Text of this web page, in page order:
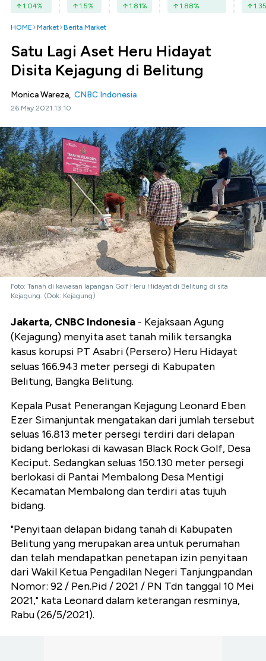
1.04% 1.5% 1.81% 1.88% 1.35
HOME Market Berita Market
Satu Lagi Aset Heru Hidayat
Disita Kejagung di Belitung
Monica Wareza, CNBC Indonesia
26 May 2021 13:10
Foto: Tanah di kawasan lapangan Golf Heru Hidayat di Belitung di sita
Kejagung. (Dok: Kejagung)
Jakarta, CNBC Indonesia - Kejaksaan Agung
(Kejagung) menyita aset tanah milik tersangka
kasus korupsi PT Asabri (Persero) Heru Hidayat
seluas 166.943 meter persegi di Kabupaten
Belitung, Bangka Belitung.
Kepala Pusat Penerangan Kejagung Leonard Eben
Ezer Simanjuntak mengatakan dari jumlah tersebut
seluas 16.813 meter persegi terdiri dari delapan
bidang berlokasi di kawasan Black Rock Golf, Desa
Keciput. Sedangkan seluas 150.130 meter persegi
berlokasi di Pantai Membalong Desa Mentigi
Kecamatan Membalong dan terdiri atas tujuh
bidang.
"Penyitaan delapan bidang tanah di Kabupaten
Belitung yang merupakan area untuk perumahan
dan telah mendapatkan penetapan izin penyitaan
dari Wakil Ketua Pengadilan Negeri Tanjungpandan
Nomor: 92 / Pen.Pid / 2021 / PN Tdn tanggal 10 Mei
2021," kata Leonard dalam keterangan resminya,
Rabu (26/5/2021).